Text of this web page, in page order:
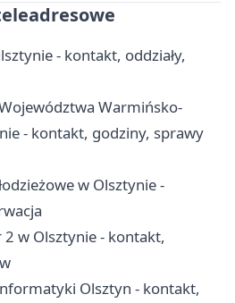
- kontakt, oddziały,
Warmińsko-
- kontakt, godziny, sprawy
w Olsztynie -
w Olsztynie - kontakt,
Olsztyn - kontakt,